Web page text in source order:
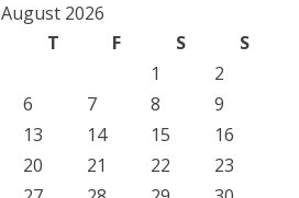
August 2026
T F S
S
1
2
6 7 8
9
13 14 15
16
20 21 22
23